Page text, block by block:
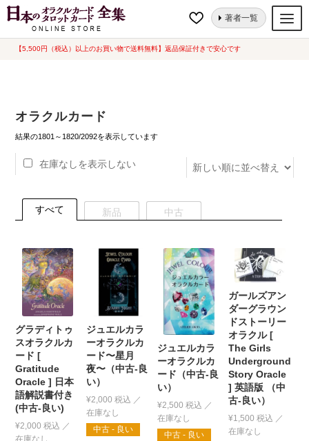
【5,500円（税込）以上のお買い物で送料無料】返品保証付きで安心です
ナ
コ
著者一覧
オラクルカード
ルノルマンカード
トランプ
セット
希少品
書籍
カード関連グッズ
ホーム オラクルカード ページ 91
オラクルカード
結果の1801～1820/2092を表示しています新
在庫なしを表示しない
すべて 新品 中古
グラディトゥ
スオラクルカ
ード [
Gratitude
Oracle ] 日本
語解説書付き
(中古-良い)
¥2,000 税込
ジュエルカラ
ーオラクルカ
ード〜星月
夜〜（中古-良
い）
¥2,000 税込
中古 - 良い
ジュエルカラ
ーオラクルカ
ード（中古-良
い）
¥2,500 税込
中古 - 良い
ガールズアン
ダーグラウン
ドストーリー
オラクル [
The Girls
Underground
Story Oracle
] 英語版 （中
古-良い）
¥1,500 税込